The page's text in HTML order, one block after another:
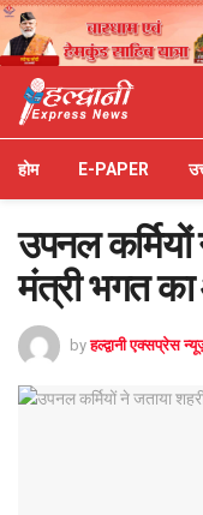
होम E-PAPER
उपनल
मंत्री भगत
by हल्द्वानी एक्सप्रेस